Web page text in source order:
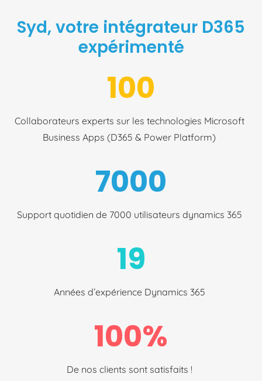
Syd, votre intégrateur D365
expérimenté
100
Collaborateurs experts sur les technologies Microsoft
Business Apps (D365 & Power Platform)
7000
Support quotidien de 7000 utilisateurs dynamics 365
19
Années d’expérience Dynamics 365
100%
De nos clients sont satisfaits !